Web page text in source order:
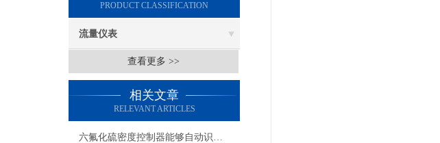
PRODUCT CLASSIFICATION
流量仪表
查看更多 >>
相关文章
RELEVANT ARTICLES
六氟化硫密度控制器能够自动识别异常情况并发出报警信号